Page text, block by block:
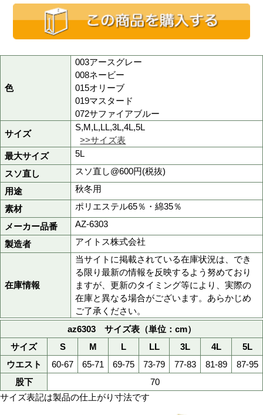
品番
az6303
商品名
秋冬用レディースツー
定価
7,200円(税抜)
3,600円(税込 3,960円)
003アースグレー